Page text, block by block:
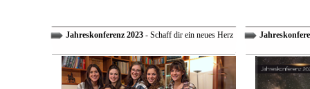
Jahreskonferenz 2023- Schaff dir ein neues Herz